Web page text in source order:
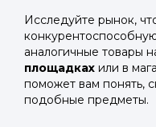
Исследуйте рынок,
аналогичные товары
площадках или в
поможет вам понять,
подобные предметы.